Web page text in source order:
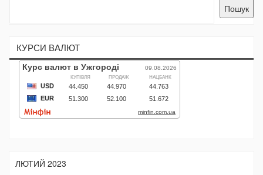
Пошук
КУРСИ ВАЛЮТ
ЛЮТИЙ 2023